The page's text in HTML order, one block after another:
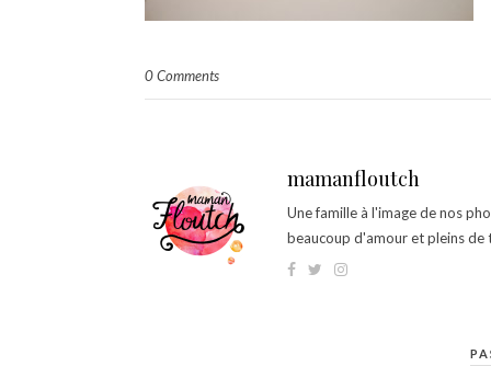
0 Comments
mamanfloutch
Une famille à l'image de nos
beaucoup d'amour et pleins de